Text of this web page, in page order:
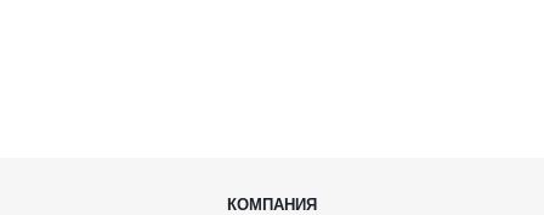
КОМПАНИЯ